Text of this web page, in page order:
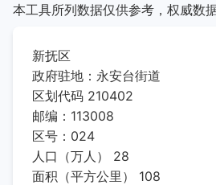
本工具所列数据仅供参考，权威数
新抚区
政府驻地：永安台街道
区划代码 210402
邮编：113008
区号：024
人口（万人） 28
面积（平方公里） 108